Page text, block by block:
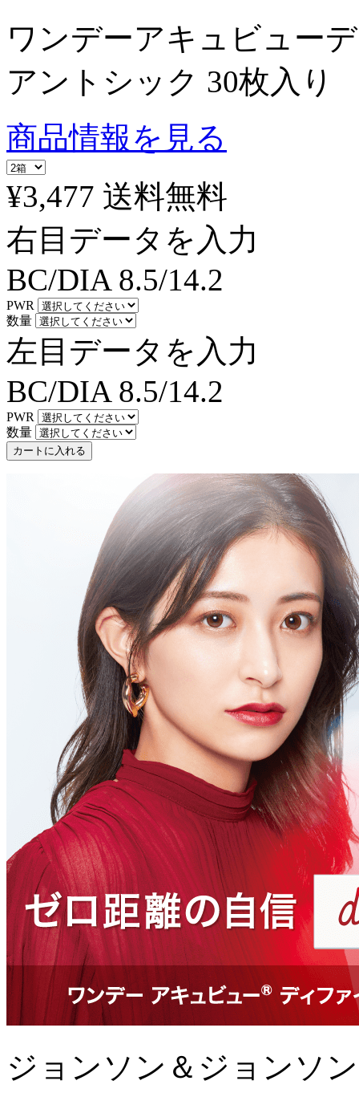
ワンデーアキュビュー
アントシック 30枚入り
商品情報を見る
¥3,477 送料無料
右目データを入力
BC/DIA 8.5/14.2
PWR
数量
左目データを入力
BC/DIA 8.5/14.2
PWR
数量
カートに入れる
ジョンソン＆ジョンソン